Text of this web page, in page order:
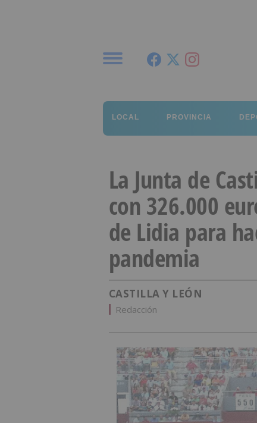
LOCAL PROVINCIA
La Junta de
con 326.000
de Lidia para
pandemia
CASTILLA Y LEÓN
Redacción